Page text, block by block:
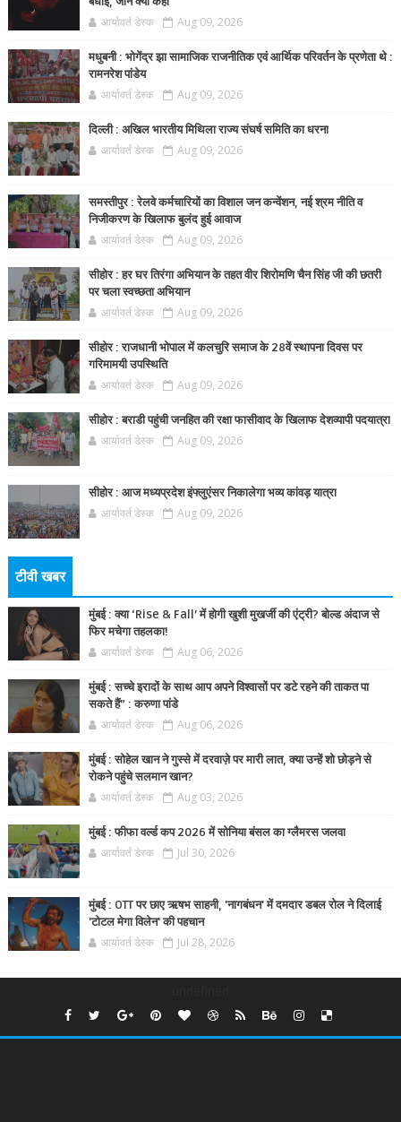
आर्यावर्त डेस्क Aug 09, 2026
मधुबनी : भोगेंद्र झा सामाजिक राजनीतिक एवं आर्थिक परिवर्तन के प्रणेता थे :
रामनरेश पांडेय
आर्यावर्त डेस्क Aug 09, 2026
दिल्ली : अखिल भारतीय मिथिला राज्य संघर्ष समिति का धरना
आर्यावर्त डेस्क Aug 09, 2026
समस्तीपुर : रेलवे कर्मचारियों का विशाल जन कन्वेंशन, नई श्रम नीति व
निजीकरण के खिलाफ बुलंद हुई आवाज
आर्यावर्त डेस्क Aug 09, 2026
सीहोर : हर घर तिरंगा अभियान के तहत वीर शिरोमणि चैन सिंह जी की छतरी
पर चला स्वच्छता अभियान
आर्यावर्त डेस्क Aug 09, 2026
सीहोर : राजधानी भोपाल में कलचुरि समाज के 28वें स्थापना दिवस पर
गरिमामयी उपस्थिति
आर्यावर्त डेस्क Aug 09, 2026
सीहोर : बराडी पहुंची जनहित की रक्षा फासीवाद के खिलाफ देशव्यापी पदयात्रा
आर्यावर्त डेस्क Aug 09, 2026
सीहोर : आज मध्यप्रदेश इंफ्लुएंसर निकालेगा भव्य कांवड़ यात्रा
आर्यावर्त डेस्क Aug 09, 2026
टीवी खबर
मुंबई : क्या ‘Rise & Fall’ में होगी खुशी मुखर्जी की एंट्री? बोल्ड अंदाज से
फिर मचेगा तहलका!
आर्यावर्त डेस्क Aug 06, 2026
मुंबई : सच्चे इरादों के साथ आप अपने विश्वासों पर डटे रहने की ताकत पा
सकते हैं” : करुणा पांडे
आर्यावर्त डेस्क Aug 06, 2026
मुंबई : सोहेल खान ने गुस्से में दरवाज़े पर मारी लात, क्या उन्हें शो छोड़ने से
रोकने पहुंचे सलमान खान?
आर्यावर्त डेस्क Aug 03, 2026
मुंबई : फीफा वर्ल्ड कप 2026 में सोनिया बंसल का ग्लैमरस जलवा
आर्यावर्त डेस्क Jul 30, 2026
मुंबई : OTT पर छाए ऋषभ साहनी, 'नागबंधन' में दमदार डबल रोल ने दिलाई
'टोटल मेगा विलेन' की पहचान
आर्यावर्त डेस्क Jul 28, 2026